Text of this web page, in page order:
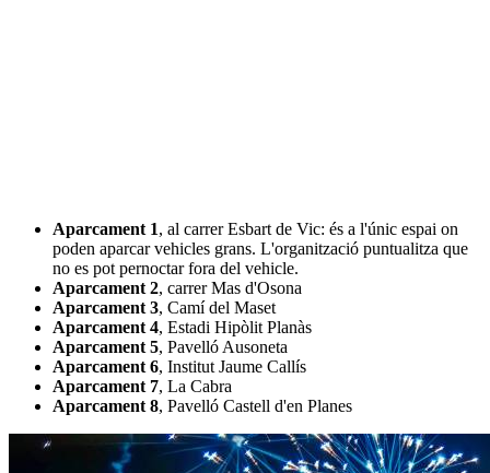
Aparcament 1, al carrer Esbart de Vic: és a l'únic espai on
poden aparcar vehicles grans. L'organització puntualitza que
no es pot pernoctar fora del vehicle.
Aparcament 2, carrer Mas d'Osona
Aparcament 3, Camí del Maset
Aparcament 4, Estadi Hipòlit Planàs
Aparcament 5, Pavelló Ausoneta
Aparcament 6, Institut Jaume Callís
Aparcament 7, La Cabra
Aparcament 8, Pavelló Castell d'en Planes